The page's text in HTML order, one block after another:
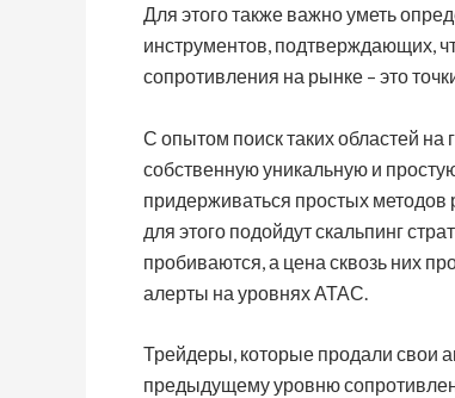
Для этого также важно уметь
инструментов, подтверждающих,
сопротивления на рынке – это
С опытом поиск таких областей
собственную уникальную и
придерживаться простых
для этого подойдут скальпинг
пробиваются, а цена сквозь них
алерты на уровнях АТАС.
Трейдеры, которые продали свои
предыдущему уровню